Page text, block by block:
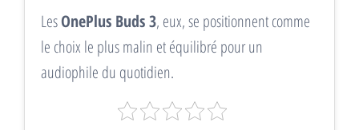
LesOnePlus Buds 3, eux, se positionnent comme
le choix le plus malin et équilibré pour un
audiophile du quotidien.